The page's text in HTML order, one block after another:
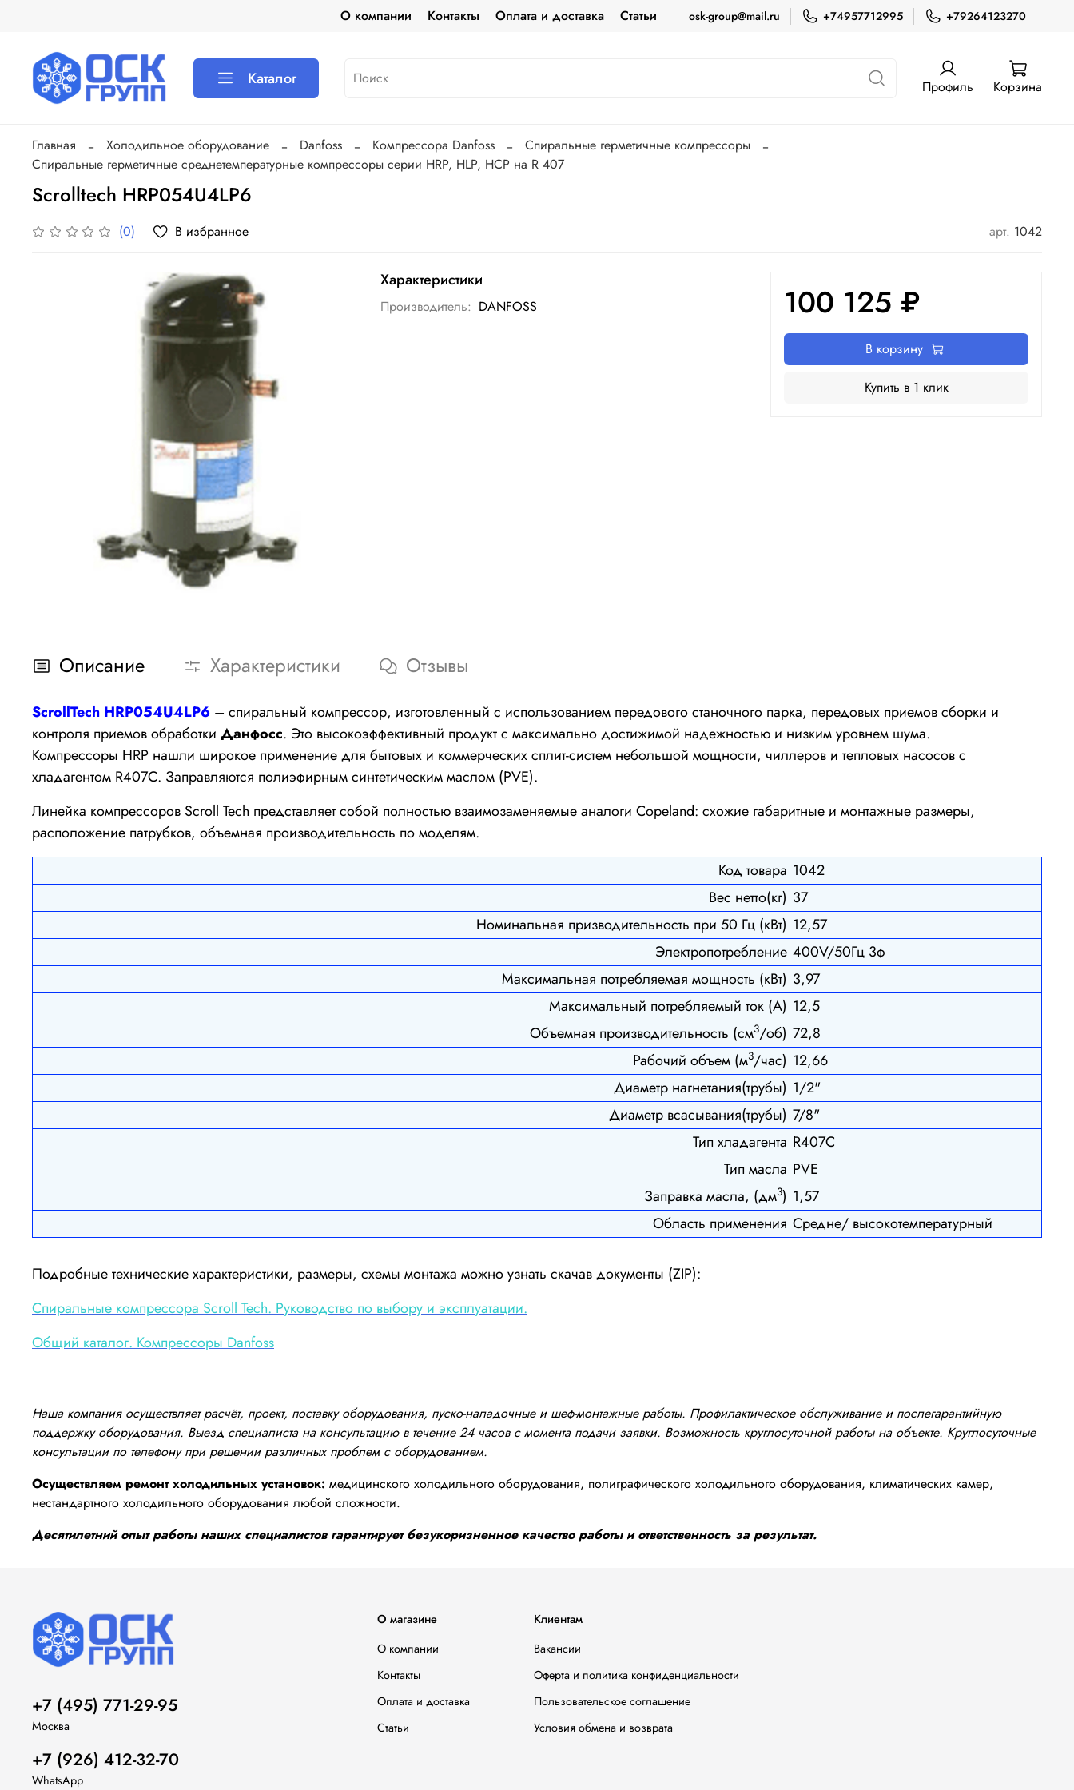
О компании Контакты Оплата и доставка Статьи osk-group@mail.ru +74957712995 +79264123270
Каталог Профиль Корзина
Главная Холодильное оборудование Danfoss Компрессора Danfoss
Спиральные герметичные компрессоры
Спиральные герметичные среднетемпературные компрессоры серии HRP, HLP, HCP на R 407
Scrolltech HRP054U4LP6
(0) В избранное арт. 1042
Характеристики
Производитель: DANFOSS 100 125 ₽
В корзину
Купить в 1 клик
Описание Характеристики Отзывы
ScrollTech HRP054U4LP6 – спиральный компрессор, изготовленный с использованием передового станочного парка, передовых приемов сборки и
контроля приемов обработки Данфосс. Это высокоэффективный продукт с максимально достижимой надежностью и низким уровнем шума.
Компрессоры HRP нашли широкое применение для бытовых и коммерческих сплит-систем небольшой мощности, чиллеров и тепловых насосов c
хладагентом R407C. Заправляются полиэфирным синтетическим маслом (PVE).
Линейка компрессоров Scroll Tech представляет собой полностью взаимозаменяемые аналоги Copeland: схожие габаритные и монтажные размеры,
расположение патрубков, объемная производительность по моделям.
Код товара 1042
Вес нетто(кг) 37
Номинальная призводительность при 50 Гц (кВт) 12,57
Электропотребление 400V/50Гц 3ф
Максимальная потребляемая мощность (кВт) 3,97
Максимальный потребляемый ток (А) 12,5
Объемная производительность (см3/об) 72,8
Рабочий объем (м3/час) 12,66
Диаметр нагнетания(трубы) 1/2"
Диаметр всасывания(трубы) 7/8"
Тип хладагента R407C
Тип масла PVE
Заправка масла, (дм3) 1,57
Область применения Средне/ высокотемпературный
Подробные технические характеристики, размеры, схемы монтажа можно узнать скачав документы (ZIP):
Cпиральные компрессора Scroll Tech. Руководство по выбору и эксплуатации.
Общий каталог. Компрессоры Danfoss
Наша компания осуществляет расчёт, проект, поставку оборудования, пуско-наладочные и шеф-монтажные работы. Профилактическое обслуживание и послегарантийную
поддержку оборудования. Выезд специалиста на консультацию в течение 24 часов с момента подачи заявки. Возможность круглосуточной работы на объекте. Круглосуточные
консультации по телефону при решении различных проблем с оборудованием.
Осуществляем ремонт холодильных установок: медицинского холодильного оборудования, полиграфического холодильного оборудования, климатических камер,
нестандартного холодильного оборудования любой сложности.
Десятилетний опыт работы наших специалистов гарантирует безукоризненное качество работы и ответственность за результат.
О магазине
О компании
Контакты
Оплата и доставка
Статьи
Клиентам
Вакансии
Оферта и политика конфиденциальности
Пользовательское соглашение
Условия обмена и возврата
+7 (495) 771-29-95
Москва
+7 (926) 412-32-70
WhatsApp